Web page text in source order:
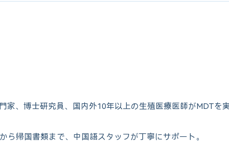
家、博士研究員、国内外10年以上の生殖医療医師がMDTを
ら帰国書類まで、中国語スタッフが丁寧にサポート。